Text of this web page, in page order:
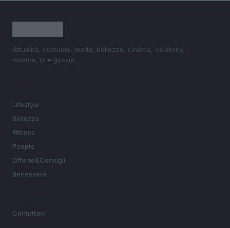
Attualità, costume, moda, bellezza, cinema, celebrity,
musica, tv e gossip.
Lifestyle
Bellezza
Fitness
People
Offerte&Consigli
Benessere
Contattaci